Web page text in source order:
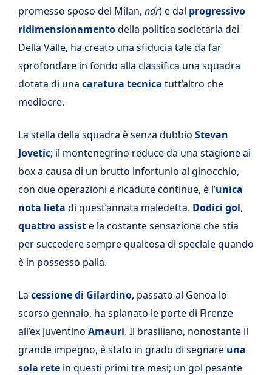
promesso sposo del Milan, ndr) e dal progressivo
ridimensionamentodella politica societaria dei
Della Valle, ha creato una sfiducia tale da far
sprofondare in fondo alla classifica una squadra
dotata di una caratura tecnica tutt’altro che
mediocre.
La stella della squadra è senza dubbio Stevan
Jovetic; il montenegrino reduce da una stagione ai
box a causa di un brutto infortunio al ginocchio,
con due operazioni e ricadute continue, è l’unica
nota lieta di quest’annata maledetta. Dodici gol,
quattro assiste la costante sensazione che stia
per succedere sempre qualcosa di speciale quando
è in possesso palla.
La cessione di Gilardino, passato al Genoa lo
scorso gennaio, ha spianato le porte di Firenze
all’ex juventino Amauri. Il brasiliano, nonostante il
grande impegno, è stato in grado di segnare una
sola rete in questi primi tre mesi; un gol pesante